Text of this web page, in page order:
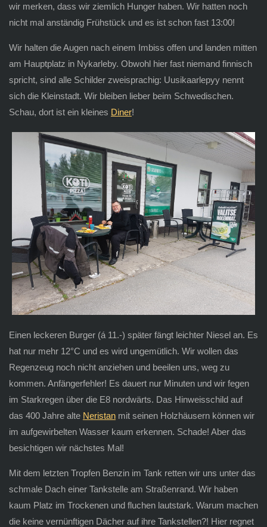
wir merken, dass wir ziemlich Hunger haben. Wir hatten noch
nicht mal anständig Frühstück und es ist schon fast 13:00!
Wir halten die Augen nach einem Imbiss offen und landen mitten
am Hauptplatz in Nykarleby. Obwohl hier fast niemand finnisch
spricht, sind alle Schilder zweisprachig: Uusikaarlepyy nennt
sich die Kleinstadt. Wir bleiben lieber beim Schwedischen.
Schau, dort ist ein kleines Diner!
Einen leckeren Burger (á 11.-) später fängt leichter Niesel an. Es
hat nur mehr 12°C und es wird ungemütlich. Wir wollen das
Regenzeug noch nicht anziehen und beeilen uns, weg zu
kommen. Anfängerfehler! Es dauert nur Minuten und wir fegen
im Starkregen über die E8 nordwärts. Das Hinweisschild auf
das 400 Jahre alte Neristanmit seinen Holzhäusern können wir
im aufgewirbelten Wasser kaum erkennen. Schade! Aber das
besichtigen wir nächstes Mal!
Mit dem letzten Tropfen Benzin im Tank retten wir uns unter das
schmale Dach einer Tankstelle am Straßenrand. Wir haben
kaum Platz im Trockenen und fluchen lautstark. Warum machen
die keine vernünftigen Dächer auf ihre Tankstellen?! Hier regnet